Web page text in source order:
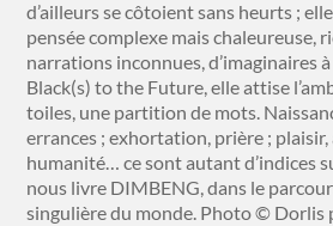
d’ailleurs se côtoient sans heurts ;
pensée complexe mais chaleureuse,
narrations inconnues, d’imaginaires
Black(s) to the Future, elle attise
toiles, une partition de mots.
errances ; exhortation, prière ;
humanité… ce sont autant d’indices
nous livre DIMBENG, dans le
singulière du monde. Photo © Dorlis